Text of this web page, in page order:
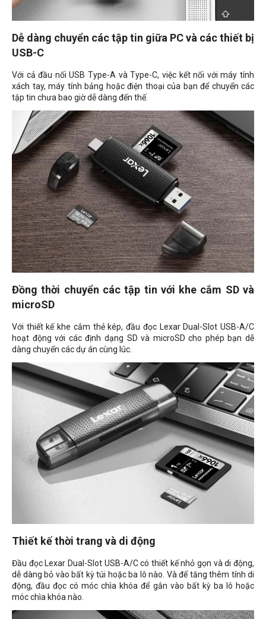
Dễ dàng chuyển các tập tin giữa PC và các thiết bị
USB-C
Với cả đầu nối USB Type-A và Type-C, việc kết nối với máy tính
xách tay, máy tính bảng hoặc điện thoại của bạn để chuyển các
tập tin chưa bao giờ dễ dàng đến thế.
Đồng thời chuyển các tập tin với khe cắm SD và
microSD
Với thiết kế khe cắm thẻ kép, đầu đọc Lexar Dual-Slot USB-A/C
hoạt động với các định dạng SD và microSD cho phép bạn dễ
dàng chuyển các dự án cùng lúc.
Thiết kế thời trang và di động
Đầu đọc Lexar Dual-Slot USB-A/C có thiết kế nhỏ gọn và di động,
dễ dàng bỏ vào bất kỳ túi hoặc ba lô nào. Và để tăng thêm tính di
động, đầu đọc có móc chìa khóa để gắn vào bất kỳ ba lô hoặc
móc chìa khóa nào.